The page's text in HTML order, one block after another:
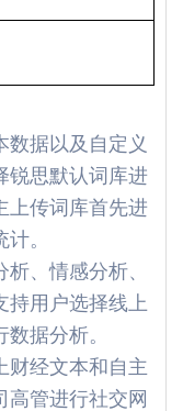
数据以及自定义
锐思默认词库进
上传词库首先进
。
、情感分析、
持用户选择线上
据分析。
财经文本和自主
高管进行社交网